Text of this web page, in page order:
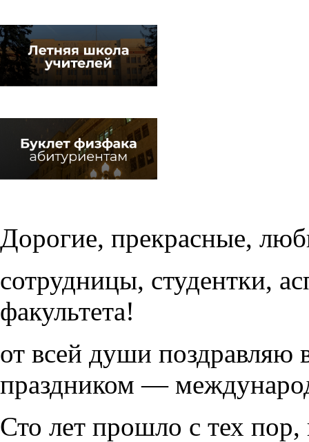
Дорогие, прекрасные,
сотрудницы, студентки,
факультета!
от всей души поздравляю
праздником —
Сто лет прошло с тех пор,